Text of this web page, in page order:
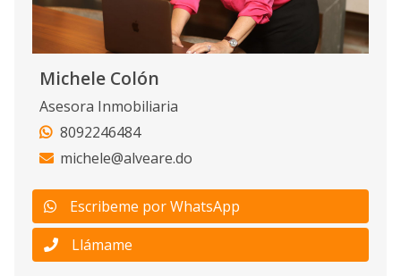
Michele Colón
Asesora Inmobiliaria
8092246484
michele@alveare.do
Escribeme por WhatsApp
Llámame